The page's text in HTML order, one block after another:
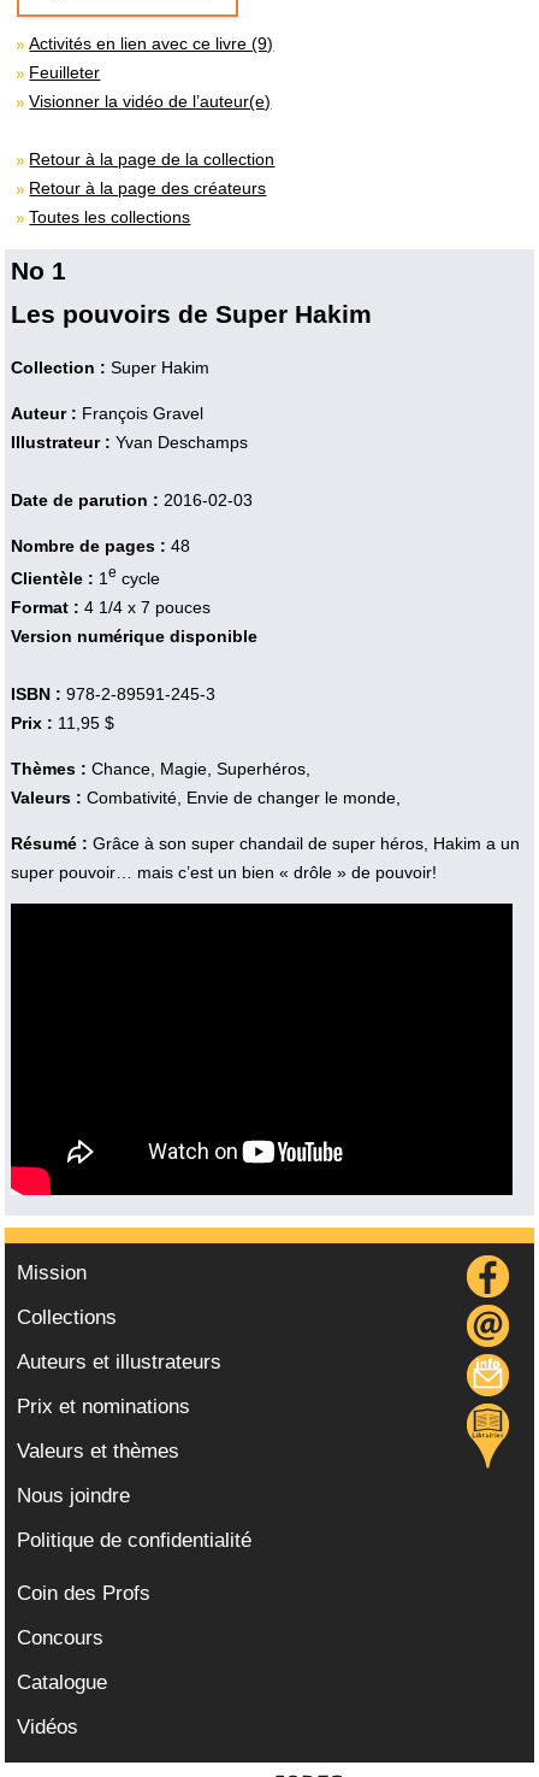
Activités en lien avec ce livre (9)
Feuilleter
Visionner la vidéo de l’auteur(e)
Retour à la page de la collection
Retour à la page des créateurs
Toutes les collections
No 1
Les pouvoirs de Super Hakim
Collection : Super Hakim
Auteur : François Gravel
Illustrateur : Yvan Deschamps
Date de parution : 2016-02-03
Nombre de pages : 48
Clientèle : 1 e cycle
Format : 4 1/4 x 7 pouces
Version numérique disponible
ISBN : 978-2-89591-245-3
Prix : 11,95 $
Thèmes : Chance, Magie, Superhéros,
Valeurs : Combativité, Envie de changer le monde,
Résumé : Grâce à son super chandail de super héros, Hakim a un
super pouvoir… mais c’est un bien « drôle » de pouvoir!
Mission
Collections
Auteurs et illustrateurs
Prix et nominations
Valeurs et thèmes
Nous joindre
Politique de confidentialité
Coin des Profs
Concours
Catalogue
Vidéos